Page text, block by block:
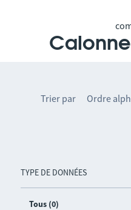
TYPE DE DONNÉES
Tous (0)
Trier par Ordre